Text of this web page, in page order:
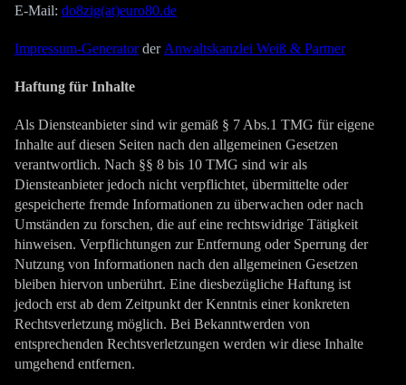
E-Mail:do8zig(at)euro80.de
Impressum-GeneratorderAnwaltskanzlei Weiß & Partner
Haftung für Inhalte
Als Diensteanbieter sind wir gemäß § 7 Abs.1 TMG für eigene
Inhalte auf diesen Seiten nach den allgemeinen Gesetzen
verantwortlich. Nach §§ 8 bis 10 TMG sind wir als
Diensteanbieter jedoch nicht verpflichtet, übermittelte oder
gespeicherte fremde Informationen zu überwachen oder nach
Umständen zu forschen, die auf eine rechtswidrige Tätigkeit
hinweisen. Verpflichtungen zur Entfernung oder Sperrung der
Nutzung von Informationen nach den allgemeinen Gesetzen
bleiben hiervon unberührt. Eine diesbezügliche Haftung ist
jedoch erst ab dem Zeitpunkt der Kenntnis einer konkreten
Rechtsverletzung möglich. Bei Bekanntwerden von
entsprechenden Rechtsverletzungen werden wir diese Inhalte
umgehend entfernen.